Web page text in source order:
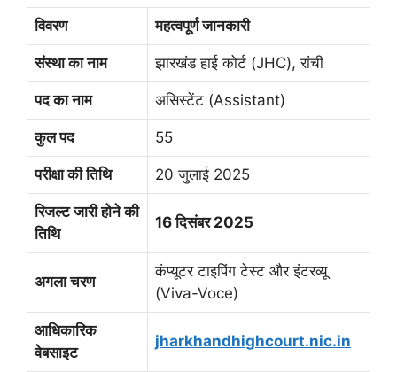
विवरण महत्वपूर्ण जानकारी
संस्था का नाम झारखंड हाई कोर्ट (JHC), रांची
पद का नाम असिस्टेंट (Assistant)
कुल पद 55
परीक्षा की तिथि 20 जुलाई 2025
रिजल्ट जारी होने की
तिथि
16 दिसंबर 2025
अगला चरण
कंप्यूटर टाइपिंग टेस्ट और इंटरव्यू
(Viva-Voce)
आधिकारिक
वेबसाइट
jharkhandhighcourt.nic.in